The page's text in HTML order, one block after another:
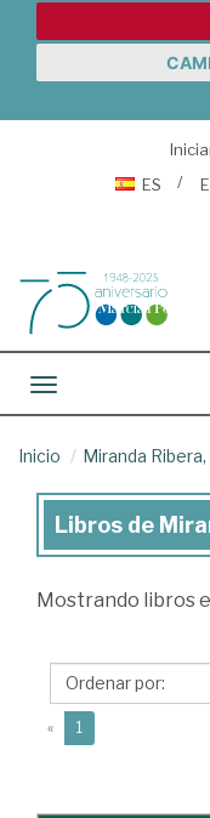
ES
Toggle navigation
Inicio Miranda
Libros
Miranda
Eduardo
Libros de
Mostrando libros
« 1